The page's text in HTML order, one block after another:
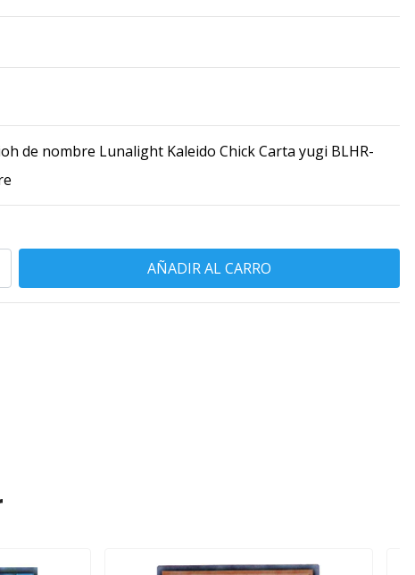
de nombre Lunalight Kaleido Chick Carta yugi BLHR-